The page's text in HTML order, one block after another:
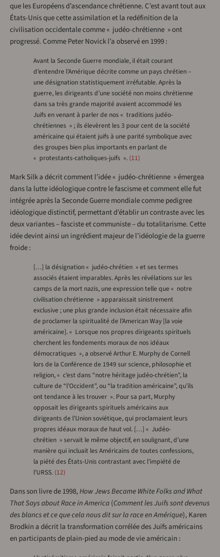
que les Européens d’ascendance chrétienne. C’est avant tout aux
États-Unis que cette assimilation et la redéfinition de la
civilisation occidentale comme « judéo-chrétienne » ont
progressé. Comme Peter Novick l’a observé en 1999 :
Avant la Seconde Guerre mondiale, il était courant
d’entendre l’Amérique décrite comme un pays chrétien –
une désignation statistiquement irréfutable. Après la
guerre, les dirigeants d’une société non moins chrétienne
dans sa très grande majorité avaient accommodé les
Juifs en venant à parler de nos « traditions judéo-
chrétiennes » ; ils élevèrent les 3 pour cent de la société
américaine qui étaient juifs à une parité symbolique avec
des groupes bien plus importants en parlant de
« protestants-catholiques-juifs ». 11
Mark Silk a décrit comment l’idée « judéo-chrétienne » émergea
dans la lutte idéologique contre le fascisme et comment elle fut
intégrée après la Seconde Guerre mondiale comme pedigree
idéologique distinctif, permettant d’établir un contraste avec les
deux variantes – fasciste et communiste – du totalitarisme. Cette
idée devint ainsi un ingrédient majeur de l’idéologie de la guerre
froide :
[…] la désignation « judéo-chrétien » et ses termes
associés étaient imparables. Après les révélations sur les
camps de la mort nazis, une expression telle que « notre
civilisation chrétienne » apparaissait sinistrement
exclusive ; une plus grande inclusion était nécessaire afin
de proclamer la spiritualité de l’American Way [la voie
américaine]. « Lorsque nos propres dirigeants spirituels
cherchent les fondements moraux de nos idéaux
démocratiques », a observé Arthur E. Murphy de Cornell
lors de la Conférence de 1949 sur science, philosophie et
religion, « c’est dans “notre héritage judéo-chrétien”, la
culture de “l’Occident”, ou “la tradition américaine”, qu’ils
ont tendance à les trouver ». Pour sa part, Murphy
opposait les dirigeants spirituels américains aux
dirigeants de l’Union soviétique, qui proclamaient leurs
propres idéaux moraux de haut vol. […] « Judéo-
chrétien » servait le même objectif, en soulignant, d’une
manière qui incluait les Américains de toutes confessions,
la piété des États-Unis contrastant avec l’impiété de
l’URSS. 12
Dans son livre de 1998,How Jews Became White Folks and What
That Says about Race in America(Comment les Juifs sont devenus
des blancs et ce que cela nous dit sur la race en Amérique), Karen
Brodkin a décrit la transformation corrélée des Juifs américains
en participants de plain-pied au mode de vie américain :